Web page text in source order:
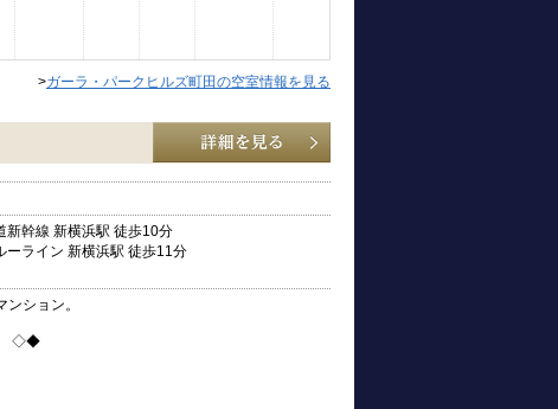
>ガーラ・パークヒルズ町田の空室情報を見る
幹線 新横浜駅 徒歩10分
ライン 新横浜駅 徒歩11分
ション。
◇◆